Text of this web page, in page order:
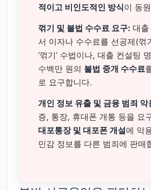
적이고 비인도적인 방식이 동
꺾기 및 불법 수수료 요구: 대출
서 이자나 수수료를 선공제(꺾
‘꺾기’ 수법이나, 대출 컨설팅
수백만 원의 불법 중개 수수료
로 요구합니다.
개인 정보 유출 및 금융 범죄 악
증, 통장, 휴대폰 개통 등을 요
대포통장 및 대포폰 개설에 악
민감 정보를 다른 범죄에 판매